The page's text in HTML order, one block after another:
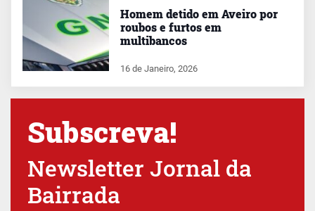
Homem detido em Aveiro por
roubos e furtos em
multibancos
16 de Janeiro, 2026
Subscreva!
Newsletter Jornal da
Bairrada